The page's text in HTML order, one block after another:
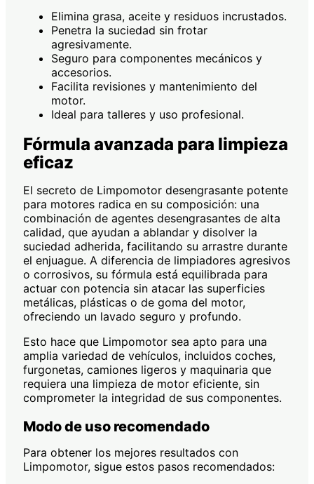
Elimina grasa, aceite y residuos incrustados.
Penetra la suciedad sin frotar
agresivamente.
Seguro para componentes mecánicos y
accesorios.
Facilita revisiones y mantenimiento del
motor.
Ideal para talleres y uso profesional.
Fórmula avanzada para limpieza
eficaz
El secreto de Limpomotor desengrasante potente
para motores radica en su composición: una
combinación de agentes desengrasantes de alta
calidad, que ayudan a ablandar y disolver la
suciedad adherida, facilitando su arrastre durante
el enjuague. A diferencia de limpiadores agresivos
o corrosivos, su fórmula está equilibrada para
actuar con potencia sin atacar las superficies
metálicas, plásticas o de goma del motor,
ofreciendo un lavado seguro y profundo.
Esto hace que Limpomotor sea apto para una
amplia variedad de vehículos, incluidos coches,
furgonetas, camiones ligeros y maquinaria que
requiera una limpieza de motor eficiente, sin
comprometer la integridad de sus componentes.
Modo de uso recomendado
Para obtener los mejores resultados con
Limpomotor, sigue estos pasos recomendados: